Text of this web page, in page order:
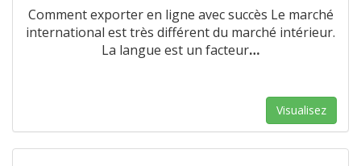
Comment exporter en ligne avec succès Le marché
international est très différent du marché intérieur.
La langue est un facteur…
Visualisez